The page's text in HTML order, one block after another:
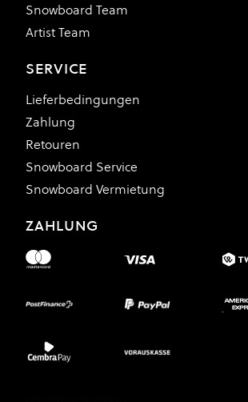
Snowboard Team
Artist Team
SERVICE
Lieferbedingungen
Zahlung
Retouren
Snowboard Service
Snowboard Vermietung
ZAHLUNG